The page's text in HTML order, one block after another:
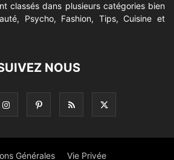
classés dans plusieurs catégories bien
Psycho, Fashion, Tips, Cuisine et
NOUS
Générales Vie Privée